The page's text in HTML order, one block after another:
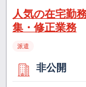
人気の在宅勤
集・修正業務
派遣
非公開